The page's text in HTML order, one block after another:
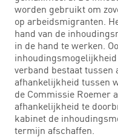
worden gebruikt om
op arbeidsmigranten.
hand van de
in de hand te werken.
verband bestaat tussen
afhankelijkheid tussen
de Commissie Roemer
afhankelijkheid te
kabinet de
termijn afschaffen.